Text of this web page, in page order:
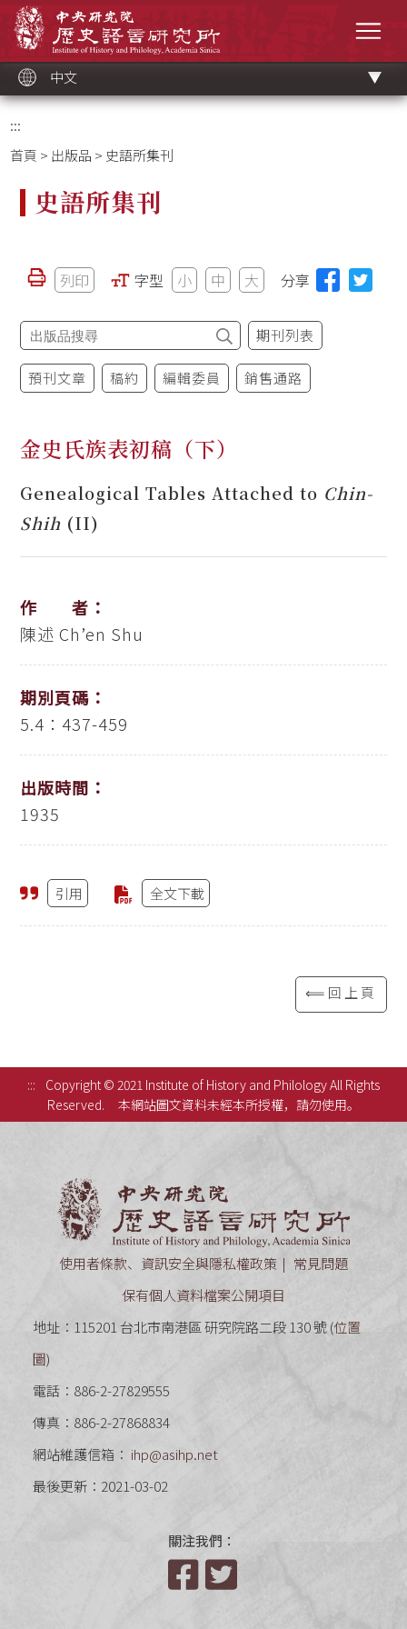
中文
:::
首頁 > 出版品 > 史語所集刊
史語所集刊
列印 字型 小 中 大 分享
期刊列表
預刊文章 稿約 編輯委員 銷售通路
金史氏族表初稿（下）
Genealogical Tables Attached to Chin-
Shih (II)
作 者：
陳述 Ch’en Shu
期別頁碼：
5.4：437-459
出版時間：
1935
引用 全文下載
⟸回上頁
:::
Copyright © 2021 Institute of History and Philology All Rights
Reserved.
本網站圖文資料未經本所授權，請勿使用。
使用者條款、資訊安全與隱私權政策
常見問題
保有個人資料檔案公開項目
地址：115201 台北市南港區 研究院路二段 130 號 (位置
圖)
電話：886-2-27829555
傳真：886-2-27868834
網站維護信箱： ihp@asihp.net
最後更新：2021-03-02
關注我們：
Facebook